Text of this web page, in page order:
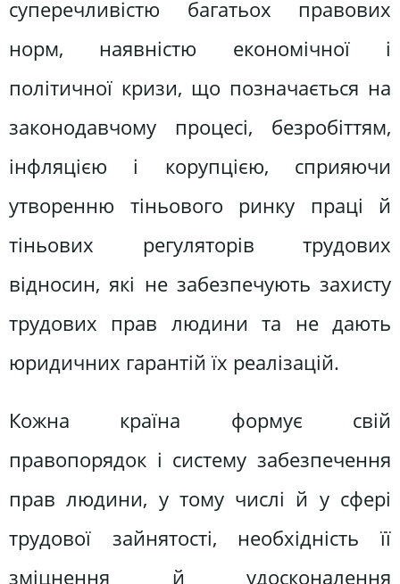
суперечливістю багатьох правових
норм, наявністю економічної і
політичної кризи, що позначається на
законодавчому процесі, безробіттям,
інфляцією і корупцією, сприяючи
утворенню тіньового ринку праці й
тіньових регуляторів трудових
відносин, які не забезпечують захисту
трудових прав людини та не дають
юридичних гарантій їх реалізацій.
Кожна країна формує свій
правопорядок і систему забезпечення
прав людини, у тому числі й у сфері
трудової зайнятості, необхідність її
зміцнення й удосконалення